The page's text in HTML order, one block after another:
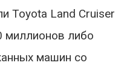
Toyota Land Cruiser
миллионов либо
машин со